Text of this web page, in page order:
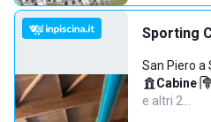
Sporting
San Piero a
Cabine·
e altri 2…